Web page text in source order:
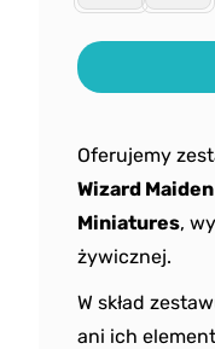
Oferujemy
Wizard Maiden
Miniatures,
żywicznej.
W skład
ani ich